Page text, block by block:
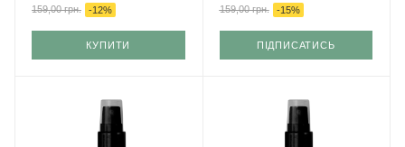
159,00грн. -12%
КУПИТИ
159,00грн. -15%
ПІДПИСАТИСЬ